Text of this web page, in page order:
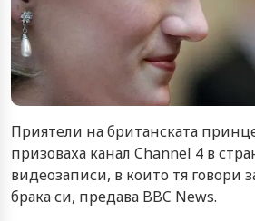
Приятели на британската
призоваха канал Channel 4 в
видеозаписи, в които тя говори
брака си, предава BBC News.